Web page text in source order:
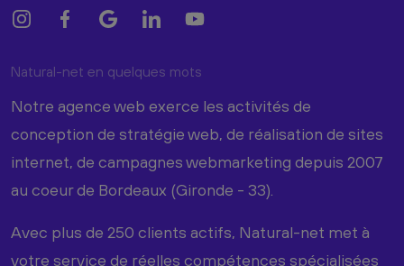
Natural-net en quelques mots
Notre agence web exerce les activités de
conception de stratégie web, de réalisation de sites
internet, de campagnes webmarketing depuis 2007
au coeur de Bordeaux (Gironde - 33).
Avec plus de 250 clients actifs, Natural-net met à
votre service de réelles compétences spécialisées